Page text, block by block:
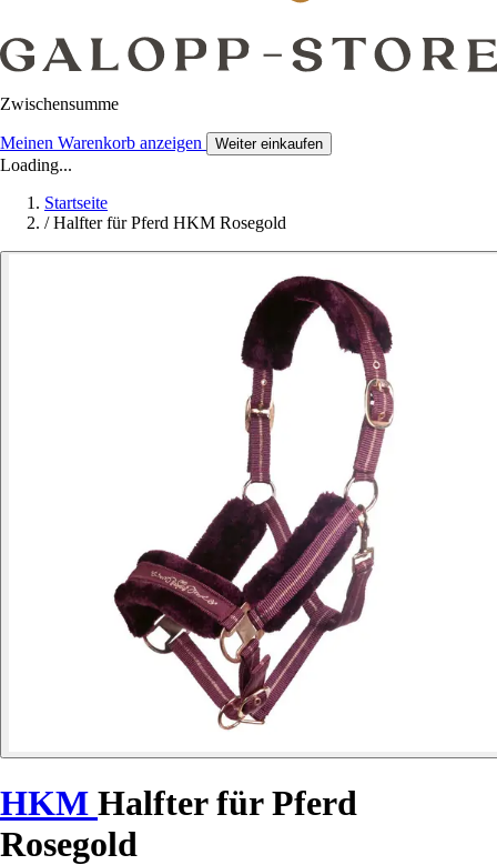
Zwischensumme
Meinen Warenkorb anzeigen Weiter einkaufen
Loading...
Startseite
/ Halfter für Pferd HKM Rosegold
HKM Halfter für Pferd
Rosegold